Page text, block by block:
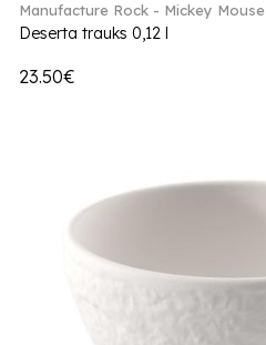
Manufacture Rock - Mickey Mouse
Deserta trauks 0,12 l
23.50€